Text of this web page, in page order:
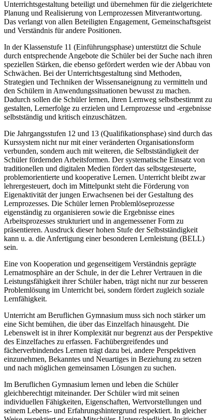
Unterrichtsgestaltung beteiligt und übernehmen für die zielgerichtete
Planung und Realisierung von Lernprozessen Mitverantwortung.
Das verlangt von allen Beteiligten Engagement, Gemeinschaftsgeist
und Verständnis für andere Positionen.
In der Klassenstufe 11 (Einführungsphase) unterstützt die Schule
durch entsprechende Angebote die Schüler bei der Suche nach ihren
speziellen Stärken, die ebenso gefördert werden wie der Abbau von
Schwächen. Bei der Unterrichtsgestaltung sind Methoden,
Strategien und Techniken der Wissensaneignung zu vermitteln und
den Schülern in Anwendungssituationen bewusst zu machen.
Dadurch sollen die Schüler lernen, ihren Lernweg selbstbestimmt zu
gestalten, Lernerfolge zu erzielen und Lernprozesse und -ergebnisse
selbstständig und kritisch einzuschätzen.
Die Jahrgangsstufen 12 und 13 (Qualifikationsphase) sind durch das
Kurssystem nicht nur mit einer veränderten Organisationsform
verbunden, sondern auch mit weiteren, die Selbstständigkeit der
Schüler fördernden Arbeitsformen. Der systematische Einsatz von
traditionellen und digitalen Medien fördert das selbstgesteuerte,
problemorientierte und kooperative Lernen. Unterricht bleibt zwar
lehrergesteuert, doch im Mittelpunkt steht die Förderung von
Eigenaktivität der jungen Erwachsenen bei der Gestaltung des
Lernprozesses. Die Schüler lernen Problemlöseprozesse
eigenständig zu organisieren sowie die Ergebnisse eines
Arbeitsprozesses strukturiert und in angemessener Form zu
präsentieren. Ausdruck dieser hohen Stufe der Selbstständigkeit
kann u. a. die Anfertigung einer besonderen Lernleistung (BELL)
sein.
Eine von Kooperation und gegenseitigem Verständnis geprägte
Lernatmosphäre an der Schule, in der die Lehrer Vertrauen in die
Leistungsfähigkeit ihrer Schüler haben, trägt nicht nur zur besseren
Problemlösung im Unterricht bei, sondern fördert zugleich soziale
Lernfähigkeit.
Unterricht am Beruflichen Gymnasium muss sich noch stärker um
eine Sicht bemühen, die über das Einzelfach hinausgeht. Die
Lebenswelt ist in ihrer Komplexität nur begrenzt aus der Perspektive
des Einzelfaches zu erfassen. Fachübergreifendes und
fächerverbindendes Lernen trägt dazu bei, andere Perspektiven
einzunehmen, Bekanntes und Neuartiges in Beziehung zu setzen
und nach möglichen gemeinsamen Lösungen zu suchen.
Im Beruflichen Gymnasium lernen und leben die Schüler
gleichberechtigt miteinander. Der Schüler wird mit seinen
individuellen Fähigkeiten, Eigenschaften, Wertvorstellungen und
seinem Lebens- und Erfahrungshintergrund respektiert. In gleicher